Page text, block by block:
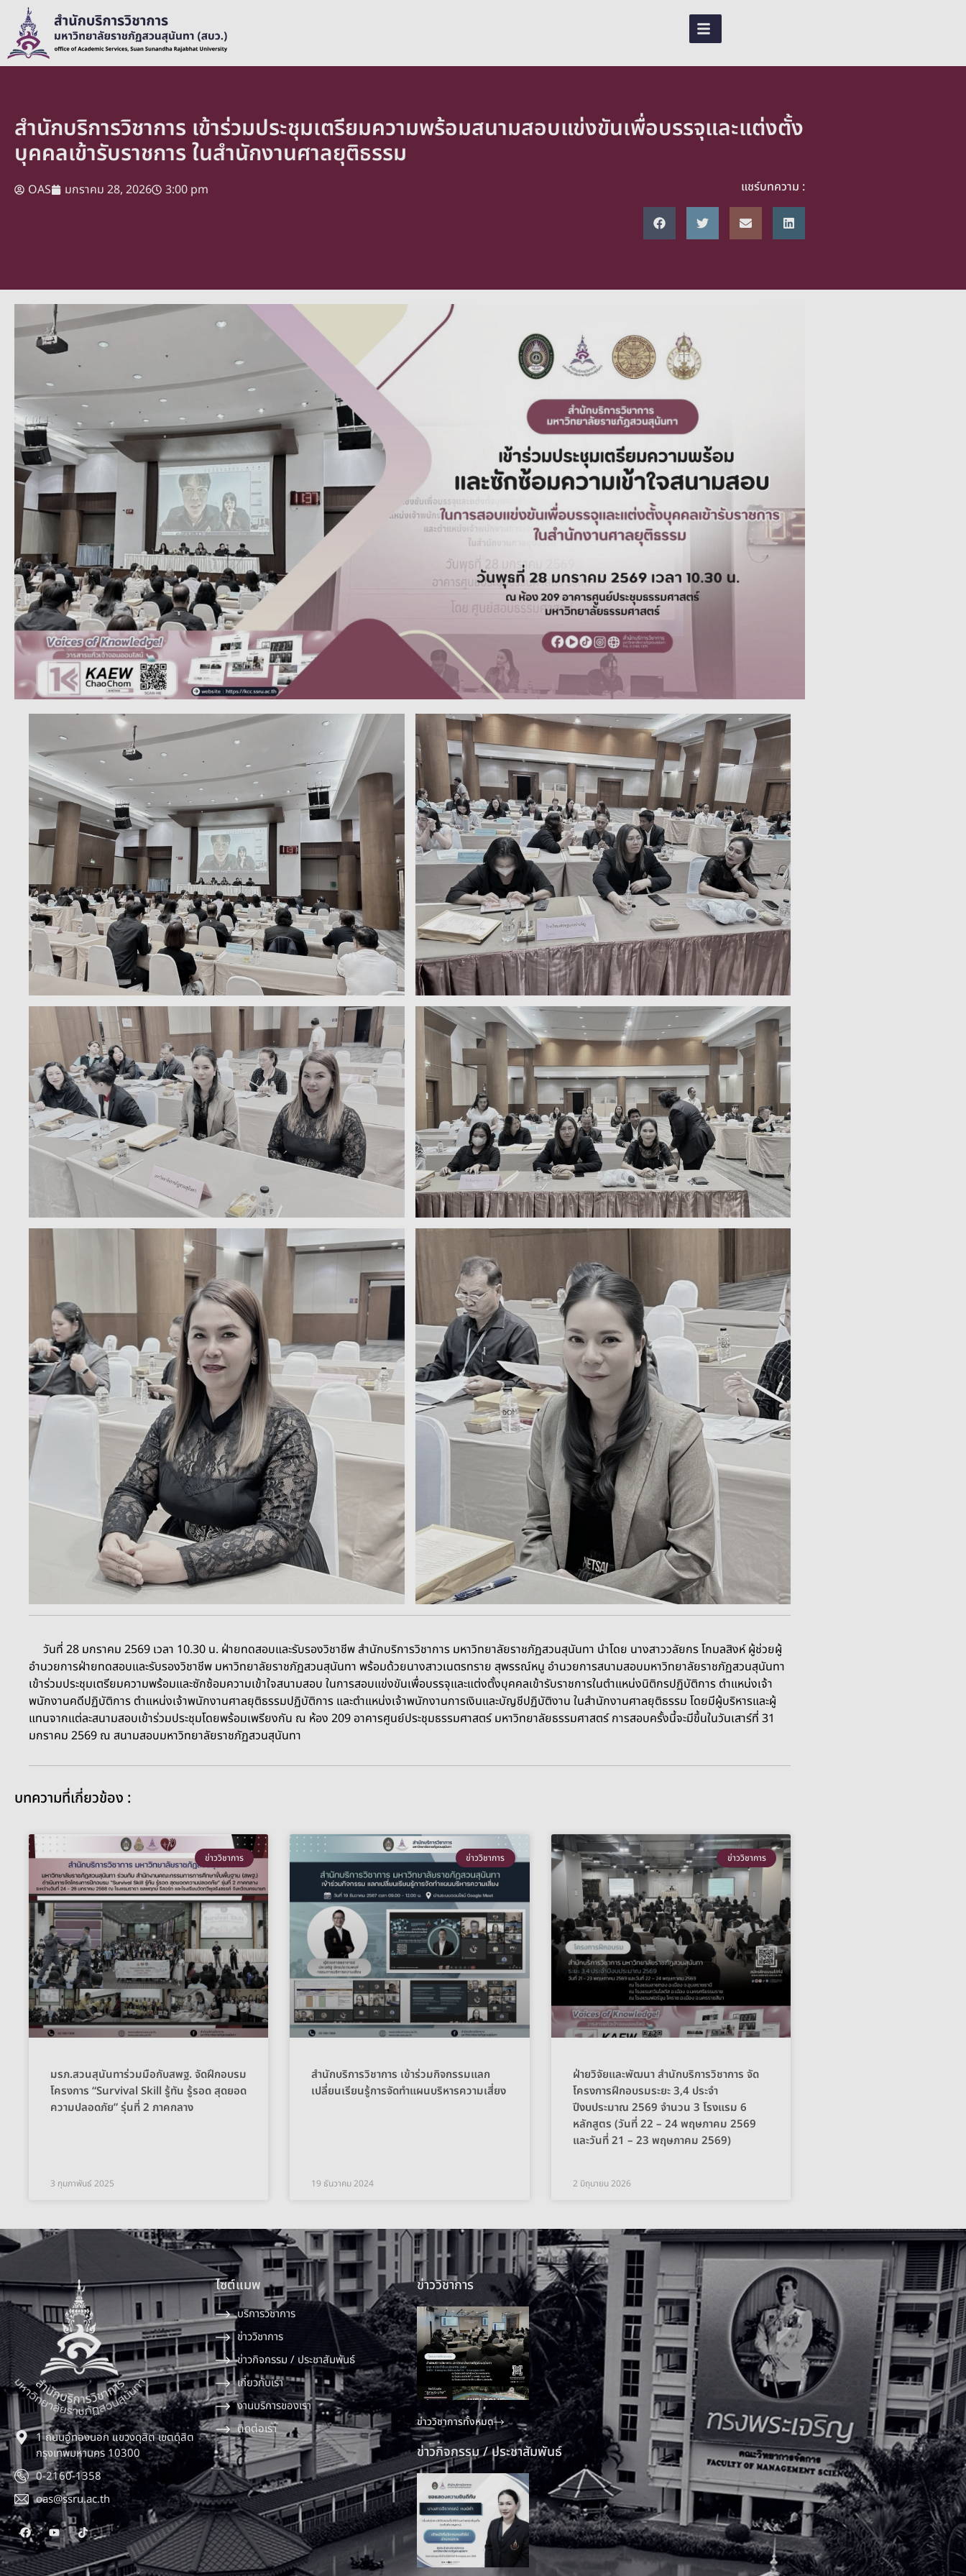
สำนักบริการวิชาการ เข้าร่วมประชุมเตรียมความพร้อมสนามสอบแข่งขันเพื่อบรรจุและแต่งตั้ง
บุคคลเข้ารับราชการ ในสำนักงานศาลยุติธรรม
OAS มกราคม 28, 2026 3:00 pm แชร์บทความ :
วันที่ 28 มกราคม 2569 เวลา 10.30 น. ฝ่ายทดสอบและรับรองวิชาชีพ สำนักบริการวิชาการ มหาวิทยาลัยราชภัฏสวนสุนันทา นำโดย นางสาววลัยกร โกมลสิงห์ ผู้ช่วยผู้
อำนวยการฝ่ายทดสอบและรับรองวิชาชีพ มหาวิทยาลัยราชภัฏสวนสุนันทา พร้อมด้วยนางสาวเนตรทราย สุพรรณ์หนู อำนวยการสนามสอบมหาวิทยาลัยราชภัฏสวนสุนันทา
เข้าร่วมประชุมเตรียมความพร้อมและซักซ้อมความเข้าใจสนามสอบ ในการสอบแข่งขันเพื่อบรรจุและแต่งตั้งบุคคลเข้ารับราชการในตำแหน่งนิติกรปฏิบัติการ ตำแหน่งเจ้า
พนักงานคดีปฏิบัติการ ตำแหน่งเจ้าพนักงานศาลยุติธรรมปฏิบัติการ และตำแหน่งเจ้าพนักงานการเงินและบัญชีปฏิบัติงาน ในสำนักงานศาลยุติธรรม โดยมีผู้บริหารและผู้
แทนจากแต่ละสนามสอบเข้าร่วมประชุมโดยพร้อมเพรียงกัน ณ ห้อง 209 อาคารศูนย์ประชุมธรรมศาสตร์ มหาวิทยาลัยธรรมศาสตร์ การสอบครั้งนี้จะมีขึ้นในวันเสาร์ที่ 31
มกราคม 2569 ณ สนามสอบมหาวิทยาลัยราชภัฏสวนสุนันทา
บทความที่เกี่ยวข้อง :
ข่าววิชาการ
มรภ.สวนสุนันทาร่วมมือกับสพฐ. จัดฝึกอบรม
โครงการ “Survival Skill รู้ทัน รู้รอด สุดยอด
ความปลอดภัย” รุ่นที่ 2 ภาคกลาง
3 กุมภาพันธ์ 2025
ข่าววิชาการ
สำนักบริการวิชาการ เข้าร่วมกิจกรรมแลก
เปลี่ยนเรียนรู้การจัดทำแผนบริหารความเสี่ยง
19 ธันวาคม 2024
ข่าววิชาการ
ฝ่ายวิจัยและพัฒนา สำนักบริการวิชาการ จัด
โครงการฝึกอบรมระยะ 3,4 ประจำ
ปีงบประมาณ 2569 จำนวน 3 โรงแรม 6
หลักสูตร (วันที่ 22 – 24 พฤษภาคม 2569
และวันที่ 21 – 23 พฤษภาคม 2569)
2 มิถุนายน 2026
1 ถนนอู่ทองนอก แขวงดุสิต เขตดุสิต
กรุงเทพมหานคร 10300
0-2160-1358
oas@ssru.ac.th
ไซต์แมพ
บริการวิชาการ
ข่าววิชาการ
ข่าวกิจกรรม / ประชาสัมพันธ์
เกี่ยวกับเรา
งานบริการของเรา
ติดต่อเรา
ข่าววิชาการ
ข่าววิชาการทั้งหมด
ข่าวกิจกรรม / ประชาสัมพันธ์